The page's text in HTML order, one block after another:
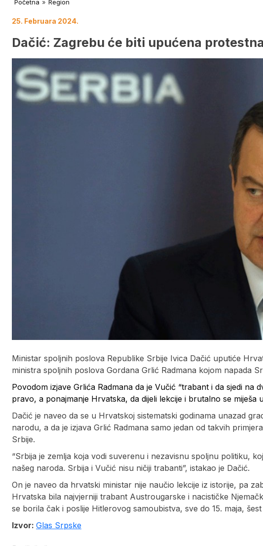
Početna » Region
25. Februara 2024.
Dačić: Zagrebu će biti upućena
Ministar spoljnih poslova Republike Srbije Ivica Dačić uputiće
ministra spoljnih poslova Gordana Grlić Radmana kojom napada
Povodom izjave Grlića Radmana da je Vučić “trabant i da sjedi na
pravo, a ponajmanje Hrvatska, da dijeli lekcije i brutalno se miješa
Dačić je naveo da se u Hrvatskoj sistematski godinama unazad
narodu, a da je izjava Grlić Radmana samo jedan od takvih
Srbije.
“Srbija je zemlja koja vodi suverenu i nezavisnu spoljnu politiku,
našeg naroda. Srbija i Vučić nisu ničiji trabanti”, istakao je Dačić.
On je naveo da hrvatski ministar nije naučio lekcije iz istorije, pa
Hrvatska bila najvjerniji trabant Austrougarske i nacističke
se borila čak i poslije Hitlerovog samoubistva, sve do 15. maja,
Izvor: Glas Srpske